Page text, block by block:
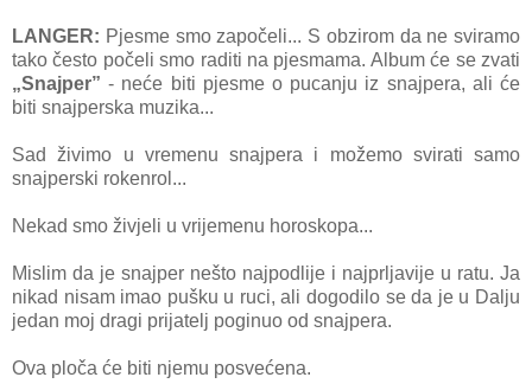
LANGER: Pjesme smo započeli... S obzirom da ne sviramo
tako često počeli smo raditi na pjesmama. Album će se zvati
„Snajper” - neće biti pjesme o pucanju iz snajpera, ali će
biti snajperska muzika...
Sad živimo u vremenu snajpera i možemo svirati samo
snajperski rokenrol...
Nekad smo živjeli u vrijemenu horoskopa...
Mislim da je snajper nešto najpodlije i najprljavije u ratu. Ja
nikad nisam imao pušku u ruci, ali dogodilo se da je u Dalju
jedan moj dragi prijatelj poginuo od snajpera.
Ova ploča će biti njemu posvećena.